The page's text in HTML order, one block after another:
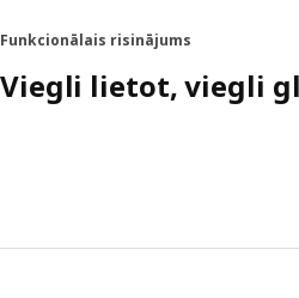
Funkcionālais risinājums
Viegli lietot, viegli